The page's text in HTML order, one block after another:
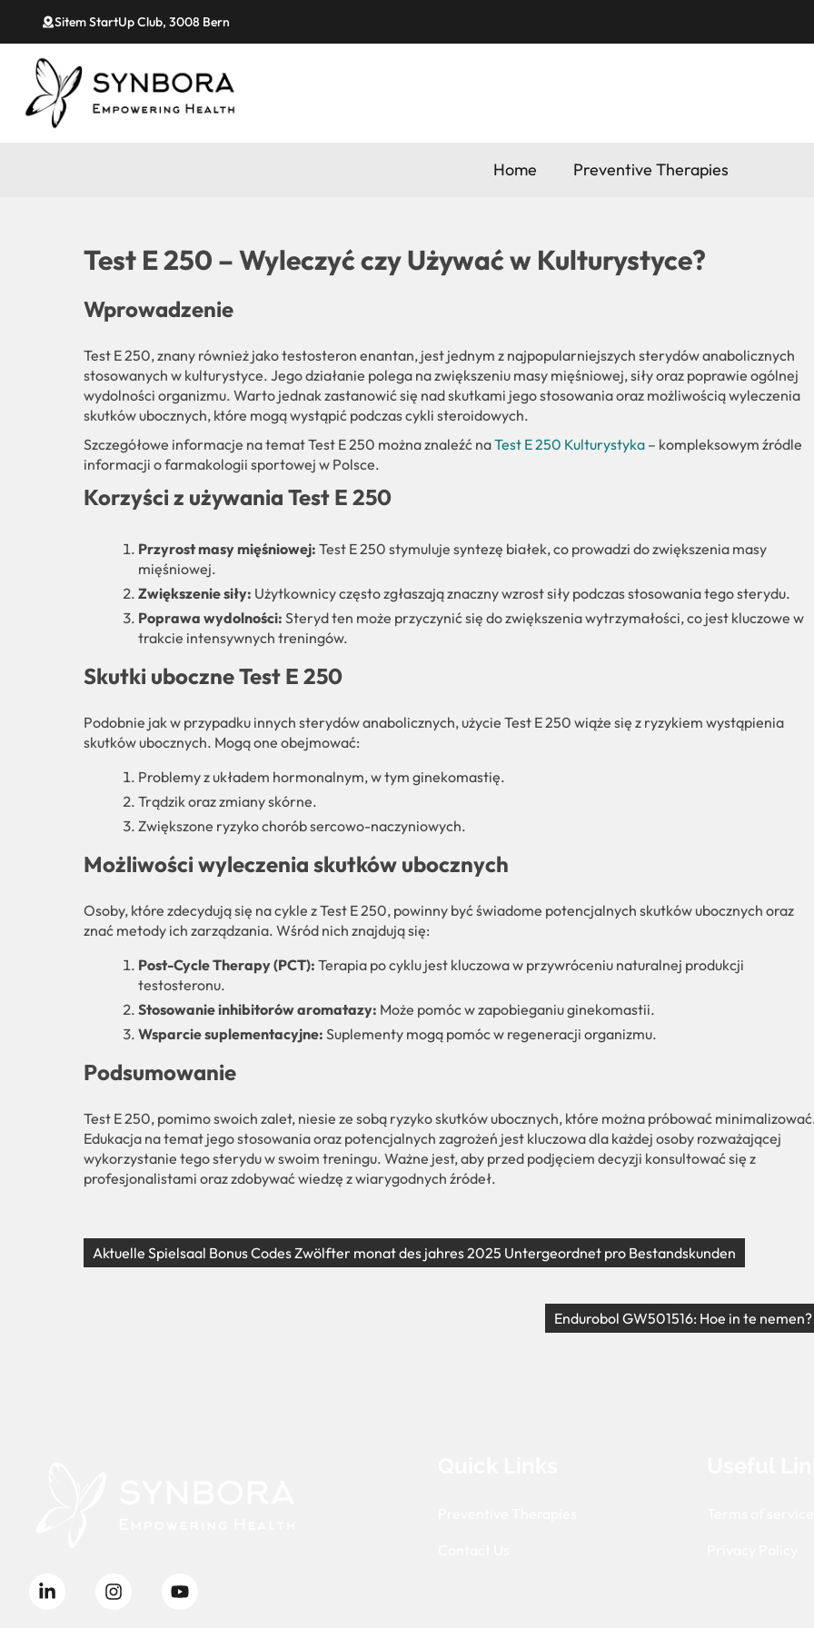
Sitem StartUp Club, 3008 Bern
Home Preventive Therapies
Test E 250 – Wyleczyć czy Używać w Kulturystyce?
Wprowadzenie
Test E 250, znany również jako testosteron enantan, jest jednym z najpopularniejszych sterydów anabolicznych
stosowanych w kulturystyce. Jego działanie polega na zwiększeniu masy mięśniowej, siły oraz poprawie ogólnej
wydolności organizmu. Warto jednak zastanowić się nad skutkami jego stosowania oraz możliwością wyleczenia
skutków ubocznych, które mogą wystąpić podczas cykli steroidowych.
Szczegółowe informacje na temat Test E 250 można znaleźć naTest E 250 Kulturystyka – kompleksowym źródle
informacji o farmakologii sportowej w Polsce.
Korzyści z używania Test E 250
Przyrost masy mięśniowej: Test E 250 stymuluje syntezę białek, co prowadzi do zwiększenia masy
mięśniowej.
Zwiększenie siły: Użytkownicy często zgłaszają znaczny wzrost siły podczas stosowania tego sterydu.
Poprawa wydolności: Steryd ten może przyczynić się do zwiększenia wytrzymałości, co jest kluczowe w
trakcie intensywnych treningów.
Skutki uboczne Test E 250
Podobnie jak w przypadku innych sterydów anabolicznych, użycie Test E 250 wiąże się z ryzykiem wystąpienia
skutków ubocznych. Mogą one obejmować:
Problemy z układem hormonalnym, w tym ginekomastię.
Trądzik oraz zmiany skórne.
Zwiększone ryzyko chorób sercowo-naczyniowych.
Możliwości wyleczenia skutków ubocznych
Osoby, które zdecydują się na cykle z Test E 250, powinny być świadome potencjalnych skutków ubocznych oraz
znać metody ich zarządzania. Wśród nich znajdują się:
Post-Cycle Therapy (PCT): Terapia po cyklu jest kluczowa w przywróceniu naturalnej produkcji
testosteronu.
Stosowanie inhibitorów aromatazy: Może pomóc w zapobieganiu ginekomastii.
Wsparcie suplementacyjne: Suplementy mogą pomóc w regeneracji organizmu.
Podsumowanie
Test E 250, pomimo swoich zalet, niesie ze sobą ryzyko skutków ubocznych, które można próbować
Edukacja na temat jego stosowania oraz potencjalnych zagrożeń jest kluczowa dla każdej osoby rozważającej
wykorzystanie tego sterydu w swoim treningu. Ważne jest, aby przed podjęciem decyzji konsultować się z
profesjonalistami oraz zdobywać wiedzę z wiarygodnych źródeł.
Aktuelle Spielsaal Bonus Codes Zwölfter monat des jahres 2025 Untergeordnet pro Bestandskunden
Endurobol GW501516: Hoe in te nemen?